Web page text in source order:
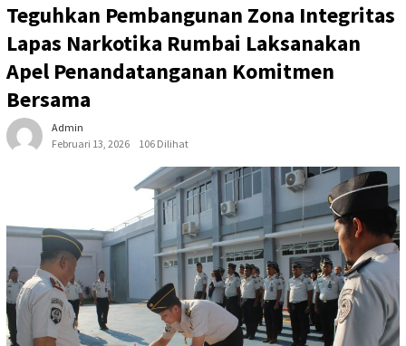
Teguhkan Pembangunan Zona Integritas
Lapas Narkotika Rumbai Laksanakan
Apel Penandatanganan Komitmen
Bersama
Admin
Februari 13, 2026
106 Dilihat